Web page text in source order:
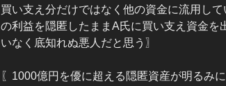
買い支え分だけではなく他の資金に流用し
の利益を隠匿したままA氏に買い支え資金
いなく底知れぬ悪人だと思う〗
〖1000億円を優に超える隠匿資産が明るみ